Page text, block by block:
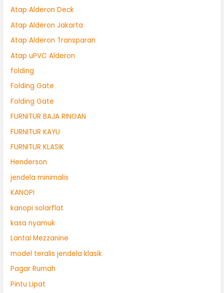
Atap Alderon Deck
Atap Alderon Jakarta
Atap Alderon Transparan
Atap uPVC Alderon
folding
Folding Gate
Folding Gate
FURNITUR BAJA RINGAN
FURNITUR KAYU
FURNITUR KLASIK
Henderson
jendela minimalis
KANOPI
kanopi solarflat
kasa nyamuk
Lantai Mezzanine
model teralis jendela klasik
Pagar Rumah
Pintu Lipat